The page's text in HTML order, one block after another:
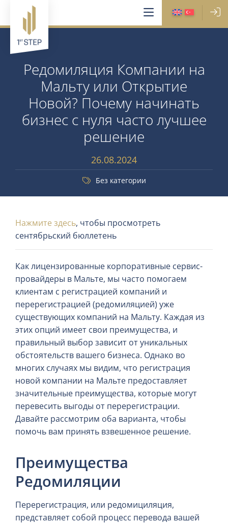
Редомиляция Компании на
Мальту или Открытие
Новой? Почему начинать
бизнес с нуля часто лучшее
решение
26.08.2024
Без категории
Нажмите здесь, чтобы просмотреть
сентябрьский бюллетень
Как лицензированные корпоративные сервис-
провайдеры в Мальте, мы часто помогаем
клиентам с регистрацией компаний и
перерегистрацией (редомиляцией) уже
существующих компаний на Мальту. Каждая из
этих опций имеет свои преимущества, и
правильный выбор зависит от уникальных
обстоятельств вашего бизнеса. Однако во
многих случаях мы видим, что регистрация
новой компании на Мальте предоставляет
значительные преимущества, которые могут
перевесить выгоды от перерегистрации.
Давайте рассмотрим оба варианта, чтобы
помочь вам принять взвешенное решение.
Преимущества
Редомиляции
Перерегистрация, или редомициляция,
представляет собой процесс перевода вашей